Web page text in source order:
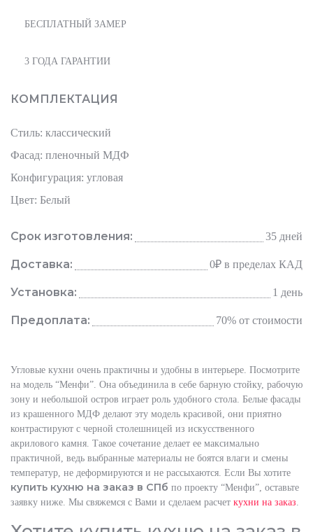
БЕСПЛАТНЫЙ ЗАМЕР
3 ГОДА ГАРАНТИИ
КОМПЛЕКТАЦИЯ
Стиль: классический
Фасад: пленочный МДФ
Конфигурация: угловая
Цвет: Белый
Срок изготовления: 35 дней
Доставка: 0₽ в пределах КАД
Установка: 1 день
Предоплата: 70% от стоимости
Угловые кухни очень практичны и удобны в интерьере. Посмотрите
на модель “Менфи”. Она объединила в себе барную стойку, рабочую
зону и небольшой остров играет роль удобного стола. Белые фасады
из крашенного МДФ делают эту модель красивой, они приятно
контрастируют с черной столешницей из искусственного
акрилового камня. Такое сочетание делает ее максимально
практичной, ведь выбранные материалы не боятся влаги и смены
температур, не деформируются и не рассыхаются. Если Вы хотите
купить кухню на заказ в СПб по проекту “Менфи”, оставьте
заявку ниже. Мы свяжемся с Вами и сделаем расчет кухни на заказ